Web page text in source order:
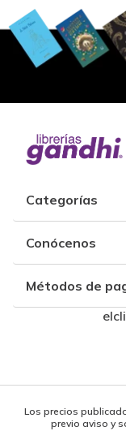
Categorías
Conócenos
Métodos de
Los precios
previo aviso y